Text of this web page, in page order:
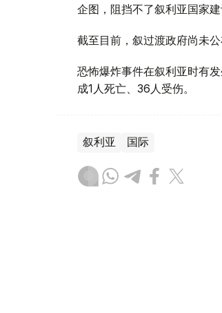
企图，阻挡不了叙利亚国家
截至目前，叙过渡政府尚未公
恐怖爆炸事件在叙利亚时有
成1人死亡、36人受伤。
叙利亚 国际